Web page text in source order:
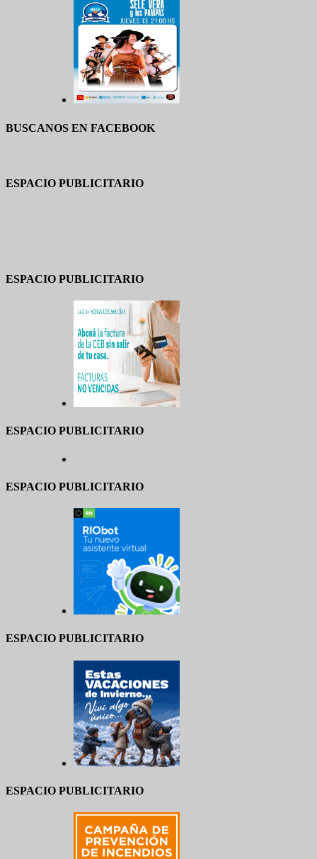
BUSCANOS EN FACEBOOK
ESPACIO PUBLICITARIO
ESPACIO PUBLICITARIO
ESPACIO PUBLICITARIO
ESPACIO PUBLICITARIO
ESPACIO PUBLICITARIO
ESPACIO PUBLICITARIO